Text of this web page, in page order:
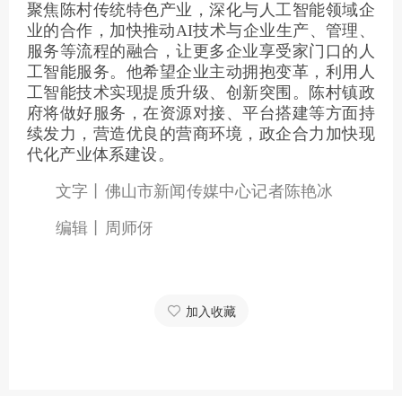
聚焦陈村传统特色产业，深化与人工智能领域企
业的合作，加快推动AI技术与企业生产、管理、
服务等流程的融合，让更多企业享受家门口的人
工智能服务。他希望企业主动拥抱变革，利用人
工智能技术实现提质升级、创新突围。陈村镇政
府将做好服务，在资源对接、平台搭建等方面持
续发力，营造优良的营商环境，政企合力加快现
代化产业体系建设。
文字丨佛山市新闻传媒中心记者陈艳冰
编辑丨周师伢
加入收藏